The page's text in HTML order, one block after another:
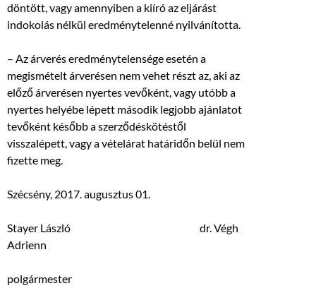
döntött, vagy amennyiben a kiíró az eljárást
indokolás nélkül eredménytelenné nyilvánította.
– Az árverés eredménytelensége esetén a
megismételt árverésen nem vehet részt az, aki az
előző árverésen nyertes vevőként, vagy utóbb a
nyertes helyébe lépett második legjobb ajánlatot
tevőként később a szerződéskötéstől
visszalépett, vagy a vételárat határidőn belül nem
fizette meg.
Szécsény, 2017. augusztus 01.
Stayer László dr. Végh
Adrienn
polgármester